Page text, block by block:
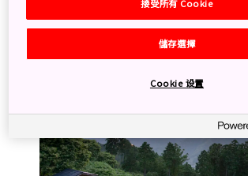
接受所有 Cookie
儲存選擇
Cookie 设置